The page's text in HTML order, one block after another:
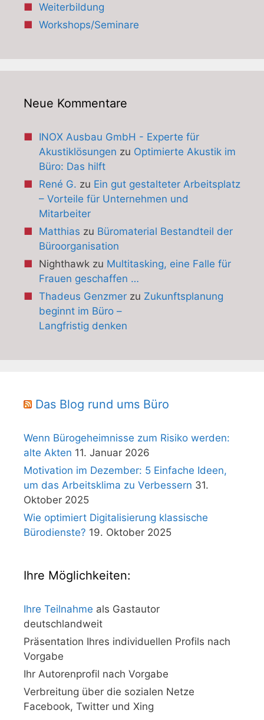
Weiterbildung
Workshops/Seminare
Neue Kommentare
INOX Ausbau GmbH - Experte für
Akustiklösungen zu Optimierte Akustik im
Büro: Das hilft
René G. zu Ein gut gestalteter Arbeitsplatz
– Vorteile für Unternehmen und
Mitarbeiter
Matthias zu Büromaterial Bestandteil der
Büroorganisation
Nighthawkzu Multitasking, eine Falle für
Frauen geschaffen …
Thadeus Genzmerzu Zukunftsplanung
beginnt im Büro –
Langfristig denken
Das Blog rund ums Büro
Wenn Bürogeheimnisse zum Risiko werden:
alte Akten 11. Januar 2026
Motivation im Dezember: 5 Einfache Ideen,
um das Arbeitsklima zu Verbessern 31.
Oktober 2025
Wie optimiert Digitalisierung klassische
Bürodienste? 19. Oktober 2025
Ihre Möglichkeiten:
Ihre Teilnahme als Gastautor
deutschlandweit
Präsentation Ihres individuellen Profils nach
Vorgabe
Ihr Autorenprofil nach Vorgabe
Verbreitung über die sozialen Netze
Facebook, Twitter und Xing